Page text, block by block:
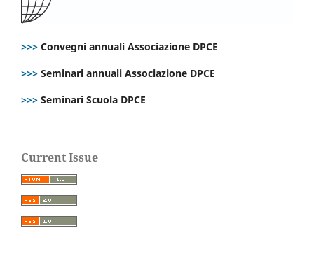
>>> Convegni annuali Associazione DPCE
>>> Seminari annuali Associazione DPCE
>>> Seminari Scuola DPCE
Current Issue